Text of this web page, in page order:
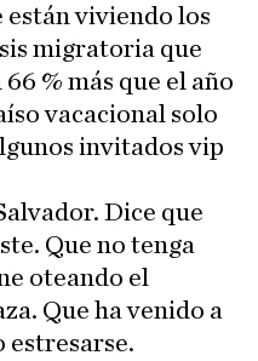
están viviendo los
migratoria que
% más que el año
vacacional solo
invitados vip
Dice que
Que no tenga
oteando el
Que ha venido a
estresarse.